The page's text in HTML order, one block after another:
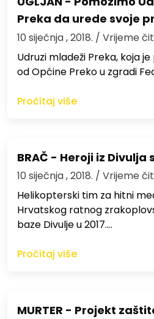
Preka da urede svoje
10 siječnja , 2018. / Vrijeme
Udruzi mladeži Preka, koja
od Općine Preko u zgradi
Pročitaj više
BRAČ - Heroji iz
10 siječnja , 2018. / Vrijeme
Helikopterski tim za hitni
Hrvatskog ratnog
baze Divulje u 2017.…
Pročitaj više
MURTER - Projekt